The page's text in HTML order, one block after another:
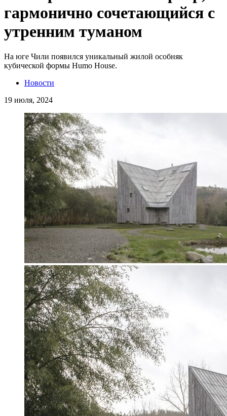
гармонично сочетающийся с
утренним туманом
На юге Чили появился уникальный жилой особняк
кубической формы Humo House.
Новости
19 июля, 2024